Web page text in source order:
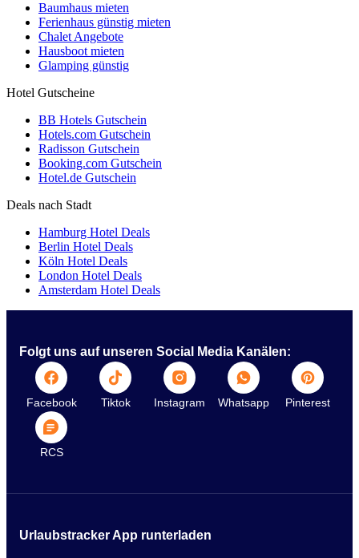
Baumhaus mieten
Ferienhaus günstig mieten
Chalet Angebote
Hausboot mieten
Glamping günstig
Hotel Gutscheine
BB Hotels Gutschein
Hotels.com Gutschein
Radisson Gutschein
Booking.com Gutschein
Hotel.de Gutschein
Deals nach Stadt
Hamburg Hotel Deals
Berlin Hotel Deals
Köln Hotel Deals
London Hotel Deals
Amsterdam Hotel Deals